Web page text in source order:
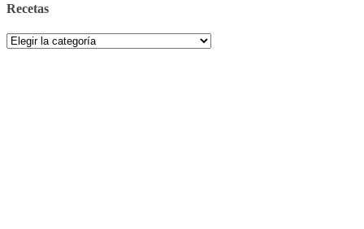
Recetas
Recetas